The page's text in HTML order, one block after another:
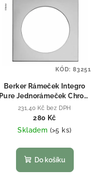
Berker Rámeček Integro
Pure Jednorámeček Chrom
lesk
231,40 Kč bez DPH
280 Kč
Skladem (>5 ks)
Do košíku
KÓD: 83251